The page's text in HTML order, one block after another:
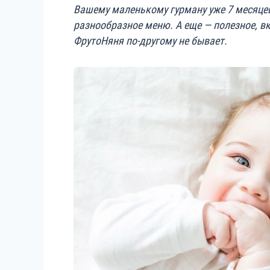
Вашему маленькому гурману уже 7
разнообразное меню. А еще — полезное,
ФрутоНяня по-другому не бывает.